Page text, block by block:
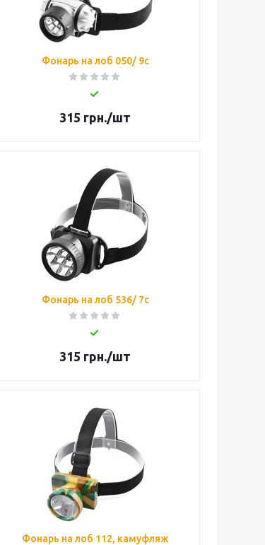
Фонарь на лоб 050/ 9c
315 грн./шт
Фонарь на лоб 536/ 7c
315 грн./шт
Фонарь на лоб 112, камуфляж